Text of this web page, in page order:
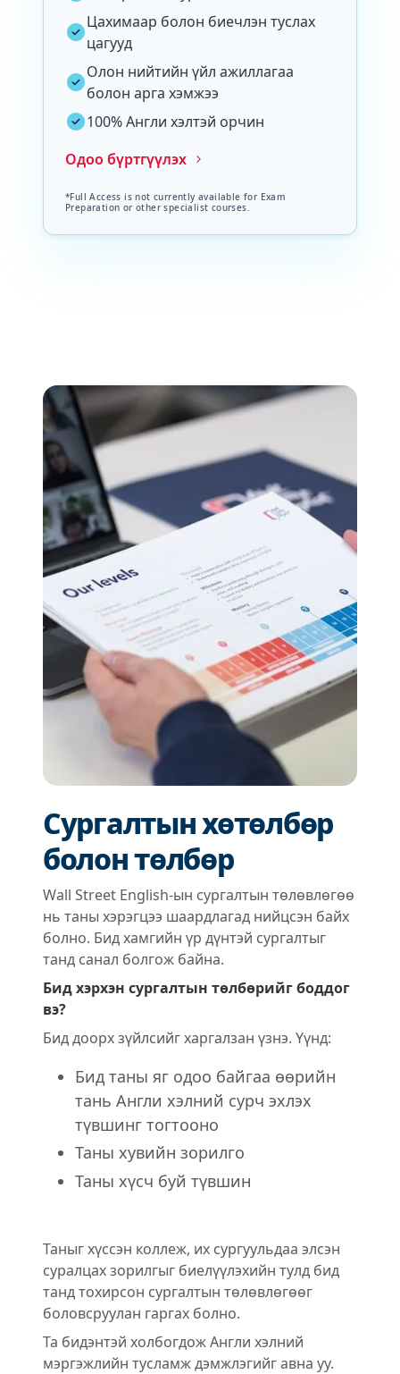
Цахимаар болон биечлэн туслах
цагууд
Олон нийтийн үйл ажиллагаа
болон арга хэмжээ
100% Англи хэлтэй орчин
Одоо бүртгүүлэх
*Full Access is not currently available for Exam
Preparation or other specialist courses.
Сургалтын хөтөлбөр
болон төлбөр
Wall Street English-ын сургалтын төлөвлөгөө
нь таны хэрэгцээ шаардлагад нийцсэн байх
болно. Бид хамгийн үр дүнтэй сургалтыг
танд санал болгож байна.
Бид хэрхэн сургалтын төлбөрийг боддог
вэ?
Бид доорх зүйлсийг харгалзан үзнэ. Үүнд:
Бид таны яг одоо байгаа өөрийн
тань Англи хэлний сурч эхлэх
түвшинг тогтооно
Таны хувийн зорилго
Таны хүсч буй түвшин
Таныг хүссэн коллеж, их сургуульдаа элсэн
суралцах зорилгыг биелүүлэхийн тулд бид
танд тохирсон сургалтын төлөвлөгөөг
боловсруулан гаргах болно.
Та бидэнтэй холбогдож Англи хэлний
мэргэжлийн тусламж дэмжлэгийг авна уу.